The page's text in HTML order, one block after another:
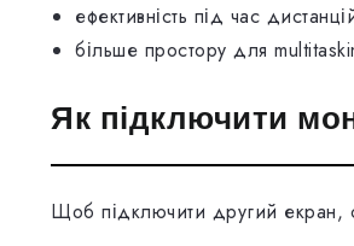
ефективність під час
більше простору для
Як підключити
Щоб підключити другий екран,